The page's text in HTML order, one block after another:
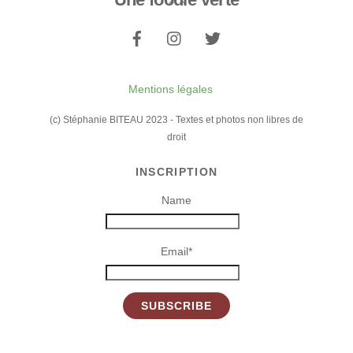
Top
Mentions légales
(c) Stéphanie BITEAU 2023 - Textes et photos non libres de
droit
INSCRIPTION
Name
Email*